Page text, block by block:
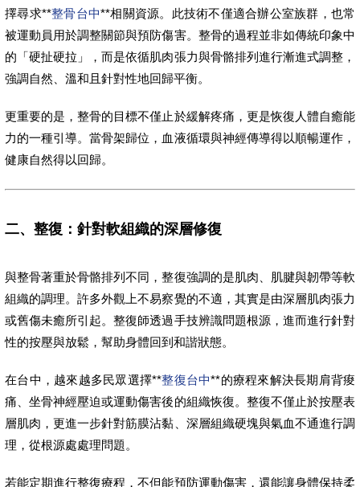
擇尋求**整骨台中**相關資源。此技術不僅適合辦公室族群，也常
被運動員用於調整關節與預防傷害。整骨的過程並非如傳統印象中
的「硬扯硬拉」，而是依循肌肉張力與骨骼排列進行漸進式調整，
強調自然、溫和且針對性地回歸平衡。
更重要的是，整骨的目標不僅止於緩解疼痛，更是恢復人體自癒能
力的一種引導。當骨架歸位，血液循環與神經傳導得以順暢運作，
健康自然得以回歸。
二、整復：針對軟組織的深層修復
與整骨著重於骨骼排列不同，整復強調的是肌肉、肌腱與韌帶等軟
組織的調理。許多外觀上不易察覺的不適，其實是由深層肌肉張力
或舊傷未癒所引起。整復師透過手技辨識問題根源，進而進行針對
性的按壓與放鬆，幫助身體回到和諧狀態。
在台中，越來越多民眾選擇**整復台中**的療程來解決長期肩背痠
痛、坐骨神經壓迫或運動傷害後的組織恢復。整復不僅止於按壓表
層肌肉，更進一步針對筋膜沾黏、深層組織硬塊與氣血不通進行調
理，從根源處處理問題。
若能定期進行整復療程，不但能預防運動傷害，還能讓身體保持柔